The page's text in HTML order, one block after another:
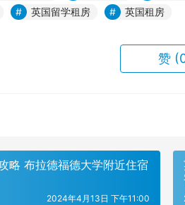
英国留学租房 英国租房
赞
略 布拉德福德大学附近住宿
2024年4月13日 下午11:00